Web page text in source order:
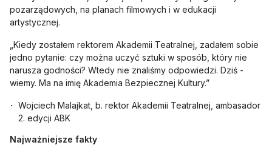
pozarządowych, na planach filmowych i w edukacji
artystycznej.
„Kiedy zostałem rektorem Akademii Teatralnej, zadałem sobie
jedno pytanie: czy można uczyć sztuki w sposób, który nie
narusza godności? Wtedy nie znaliśmy odpowiedzi. Dziś -
wiemy. Ma na imię Akademia Bezpiecznej Kultury.”
Wojciech Malajkat, b. rektor Akademii Teatralnej, ambasador
2. edycji ABK
Najważniejsze fakty